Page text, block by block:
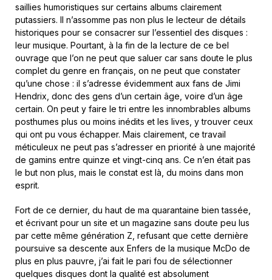
saillies humoristiques sur certains albums clairement
putassiers. Il n’assomme pas non plus le lecteur de détails
historiques pour se consacrer sur l’essentiel des disques :
leur musique. Pourtant, à la fin de la lecture de ce bel
ouvrage que l’on ne peut que saluer car sans doute le plus
complet du genre en français, on ne peut que constater
qu’une chose : il s’adresse évidemment aux fans de Jimi
Hendrix, donc des gens d’un certain âge, voire d’un âge
certain. On peut y faire le tri entre les innombrables albums
posthumes plus ou moins inédits et les lives, y trouver ceux
qui ont pu vous échapper. Mais clairement, ce travail
méticuleux ne peut pas s’adresser en priorité à une majorité
de gamins entre quinze et vingt-cinq ans. Ce n’en était pas
le but non plus, mais le constat est là, du moins dans mon
esprit.
Fort de ce dernier, du haut de ma quarantaine bien tassée,
et écrivant pour un site et un magazine sans doute peu lus
par cette même génération Z, refusant que cette dernière
poursuive sa descente aux Enfers de la musique McDo de
plus en plus pauvre, j’ai fait le pari fou de sélectionner
quelques disques dont la qualité est absolument